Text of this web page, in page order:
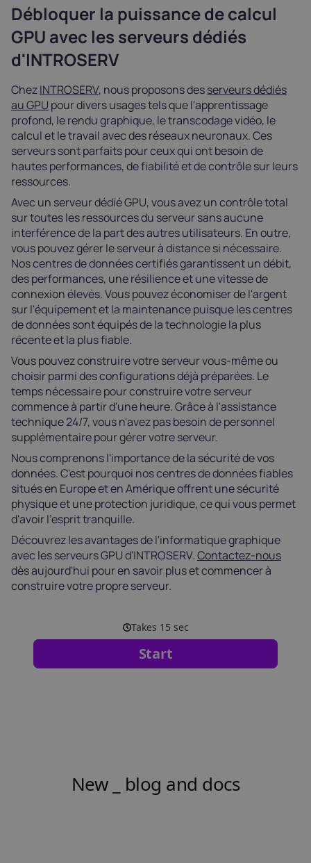
Débloquer la puissance de calcul
GPU avec les serveurs dédiés
d'INTROSERV
ChezINTROSERV, nous proposons desserveurs dédiés
au GPU pour divers usages tels que l'apprentissage
profond, le rendu graphique, le transcodage vidéo, le
calcul et le travail avec des réseaux neuronaux. Ces
serveurs sont parfaits pour ceux qui ont besoin de
hautes performances, de fiabilité et de contrôle sur leurs
ressources.
Avec un serveur dédié GPU, vous avez un contrôle total
sur toutes les ressources du serveur sans aucune
interférence de la part des autres utilisateurs. En outre,
vous pouvez gérer le serveur à distance si nécessaire.
Nos centres de données certifiés garantissent un débit,
des performances, une résilience et une vitesse de
connexion élevés. Vous pouvez économiser de l'argent
sur l'équipement et la maintenance puisque les centres
de données sont équipés de la technologie la plus
récente et la plus fiable.
Vous pouvez construire votre serveur vous-même ou
choisir parmi des configurations déjà préparées. Le
temps nécessaire pour construire votre serveur
commence à partir d'une heure. Grâce à l'assistance
technique 24/7, vous n'avez pas besoin de personnel
supplémentaire pour gérer votre serveur.
Nous comprenons l'importance de la sécurité de vos
données. C'est pourquoi nos centres de données fiables
situés en Europe et en Amérique offrent une sécurité
physique et une protection juridique, ce qui vous permet
d'avoir l'esprit tranquille.
Découvrez les avantages de l'informatique graphique
avec les serveurs GPU d'INTROSERV.Contactez-nous
dès aujourd'hui pour en savoir plus et commencer à
construire votre propre serveur.